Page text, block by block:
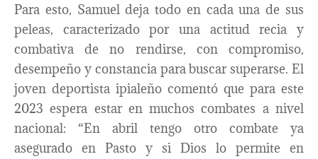
Para esto, Samuel deja todo en cada una de sus
peleas, caracterizado por una actitud recia y
combativa de no rendirse, con compromiso,
desempeño y constancia para buscar superarse. El
joven deportista ipialeño comentó que para este
2023 espera estar en muchos combates a nivel
nacional: “En abril tengo otro combate ya
asegurado en Pasto y si Dios lo permite en